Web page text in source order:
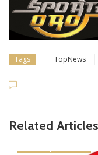
Tags TopNews
Related Articles